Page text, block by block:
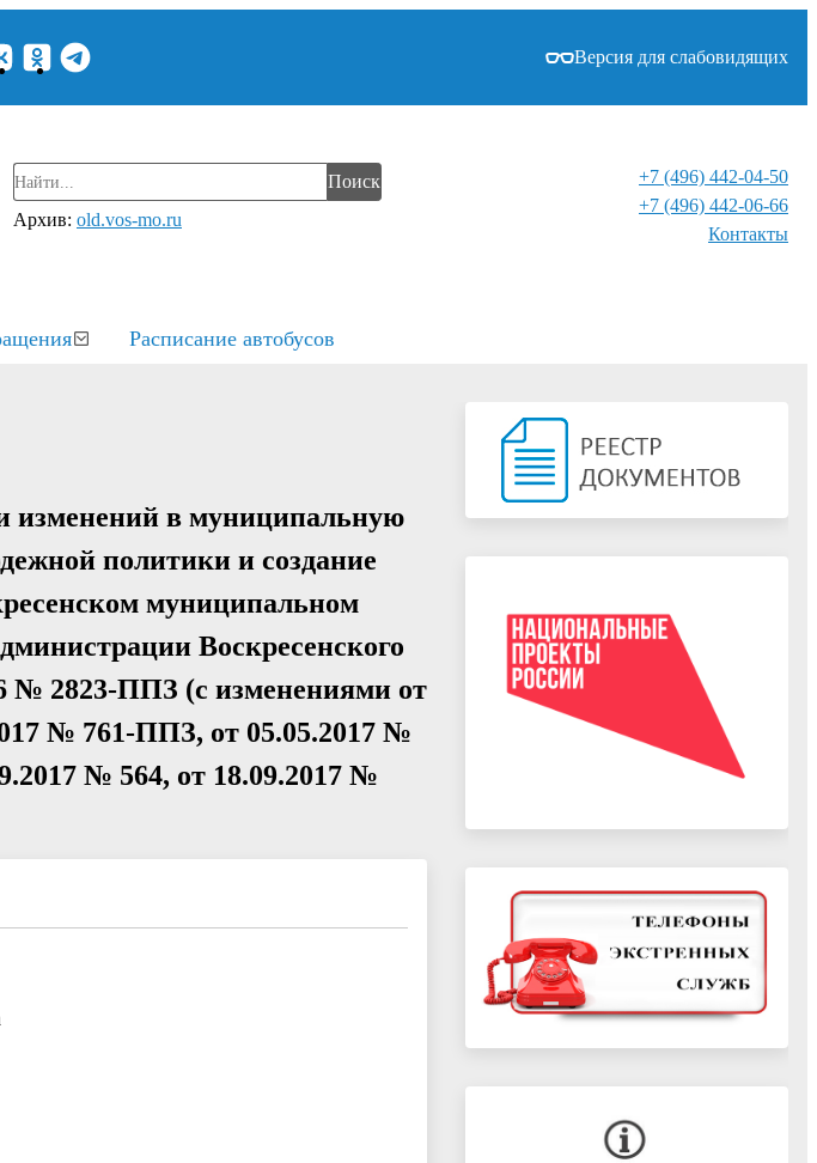
Версия для слабовидящих
Поиск
Архив: old.vos-mo.ru
+7 (496) 442-04-50
+7 (496) 442-06-66
Контакты⁠
Расписание автобусов
изменений в муниципальную
политики и создание
муниципальном
Воскресенского
№ 2823-ППЗ (с изменениями от
№ 761-ППЗ, от 05.05.2017 №
№ 564, от 18.09.2017 №